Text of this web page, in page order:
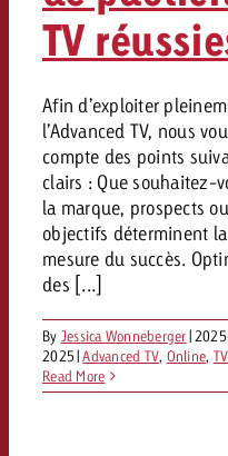
Le
TV
Afin d’exploiter
l’Advanced TV, nous
compte des points
clairs : Que souhaitez-
la marque, prospects
objectifs déterminent
mesure du succès.
des [...]
By Jessica Wonneberger|
2025|Advanced TV, Online, TV
Read More